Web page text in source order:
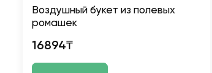
Воздушный букет из полевых
ромашек
16894₸